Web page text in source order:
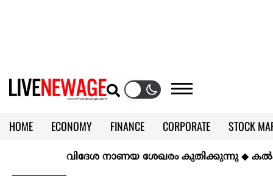
HOME ECONOMY FINANCE CORPORATE
STOCK
KERALA @70
വിദേശ നാണയ ശേഖരം കുതിക്കുന്നു◆